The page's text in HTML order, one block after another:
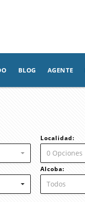
BLOG AGENTE
Localidad:
0 Opciones
Alcoba:
Todos